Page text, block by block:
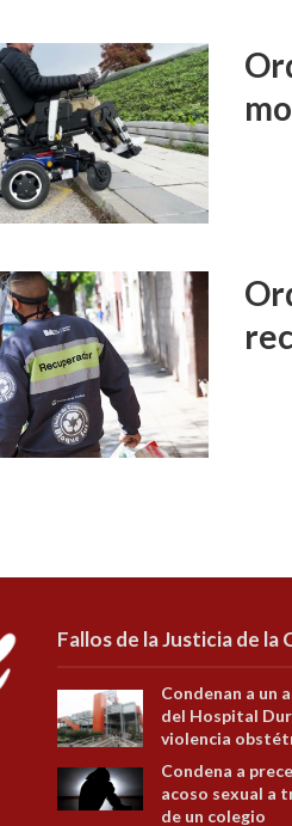
Fallos de la Justicia de la
Condenan a un
del Hospital
violencia
Condena a
acoso sexual a
de un colegio